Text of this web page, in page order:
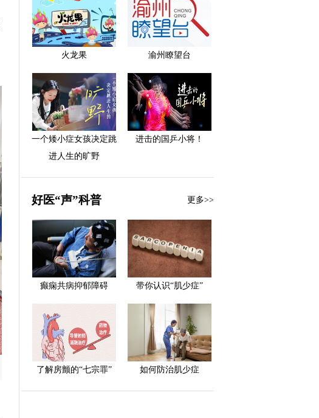
火龙果 渝州瞭望台
一个矮小症女孩决定跳
进人生的旷野
进击的国乒小将！
好医“声”科普 更多>>
癫痫共病抑郁障碍 带你认识“肌少症”
了解房颤的“七宗罪” 如何防治肌少症